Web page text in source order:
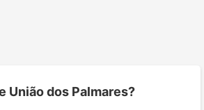
União dos Palmares?